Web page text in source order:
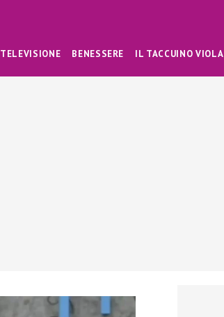
TELEVISIONE BENESSERE IL TACCUINO VIOLA